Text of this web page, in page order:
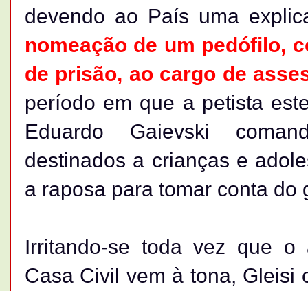
devendo ao País uma
nomeação de um pedófilo,
de prisão, ao cargo de
período em que a petista
Eduardo Gaievski
destinados a crianças e
a raposa para tomar conta do
Irritando-se toda vez que o
Casa Civil vem à tona, Gleisi